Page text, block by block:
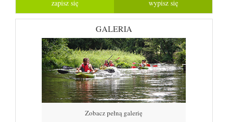
GALERIA
Zobacz pełną galerię